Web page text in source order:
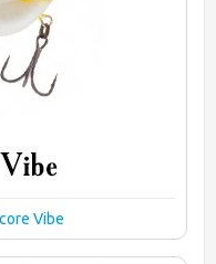
Vibe